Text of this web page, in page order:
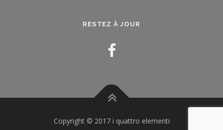
RESTEZ À JOUR
Copyright © 2017 i quattro elementi